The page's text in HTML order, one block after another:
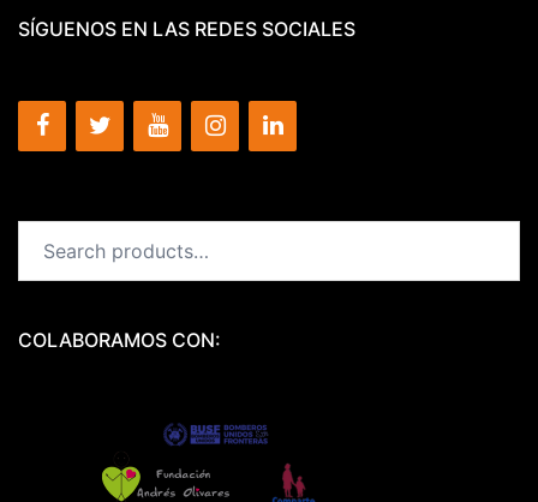
SÍGUENOS EN LAS REDES SOCIALES
COLABORAMOS CON: